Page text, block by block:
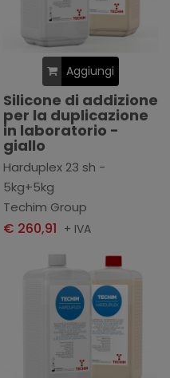
Aggiungi
Silicone di addizione
per la duplicazione
in laboratorio -
giallo
Harduplex 23 sh -
5kg+5kg
Techim Group
€ 260,91 + IVA